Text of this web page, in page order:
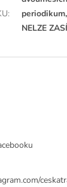
:
NELZE